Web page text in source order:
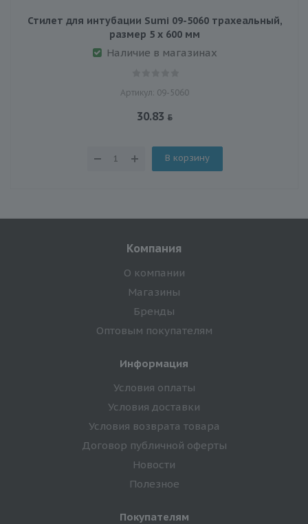
Стилет для интубации Sumi 09-5060 трахеальный,
размер 5 х 600 мм
Наличие в магазинах
Артикул: 09-5060
30.83
В корзину
Компания
О компании
Магазины
Бренды
Оптовым покупателям
Информация
Условия оплаты
Условия доставки
Условия возврата товара
Договор публичной оферты
Новости
Полезное
Покупателям